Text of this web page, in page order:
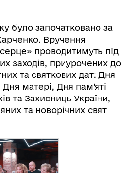
було започатковано за
Вручення
проводитимуть під
заходів, приурочених до
та святкових дат: Дня
Дня матері, Дня пам’яті
та Захисниць України,
та новорічних свят